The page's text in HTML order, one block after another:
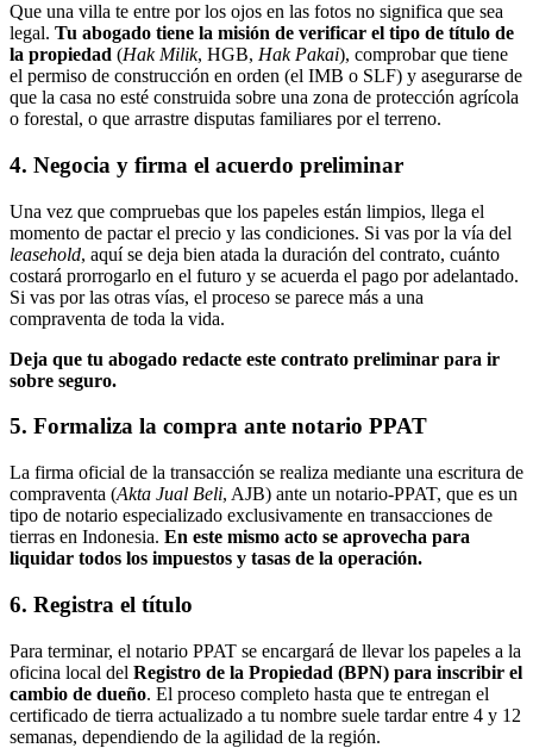
Que una villa te entre por los ojos en las fotos no significa que sea
legal. Tu abogado tiene la misión de verificar el tipo de título de
la propiedad (Hak Milik, HGB, Hak Pakai), comprobar que tiene
el permiso de construcción en orden (el IMB o SLF) y asegurarse de
que la casa no esté construida sobre una zona de protección agrícola
o forestal, o que arrastre disputas familiares por el terreno.
4. Negocia y firma el acuerdo preliminar
Una vez que compruebas que los papeles están limpios, llega el
momento de pactar el precio y las condiciones. Si vas por la vía del
leasehold, aquí se deja bien atada la duración del contrato, cuánto
costará prorrogarlo en el futuro y se acuerda el pago por adelantado.
Si vas por las otras vías, el proceso se parece más a una
compraventa de toda la vida.
Deja que tu abogado redacte este contrato preliminar para ir
sobre seguro.
5. Formaliza la compra ante notario PPAT
La firma oficial de la transacción se realiza mediante una escritura de
compraventa (Akta Jual Beli, AJB) ante un notario-PPAT, que es un
tipo de notario especializado exclusivamente en transacciones de
tierras en Indonesia. En este mismo acto se aprovecha para
liquidar todos los impuestos y tasas de la operación.
6. Registra el título
Para terminar, el notario PPAT se encargará de llevar los papeles a la
oficina local del Registro de la Propiedad (BPN) para inscribir el
cambio de dueño. El proceso completo hasta que te entregan el
certificado de tierra actualizado a tu nombre suele tardar entre 4 y 12
semanas, dependiendo de la agilidad de la región.